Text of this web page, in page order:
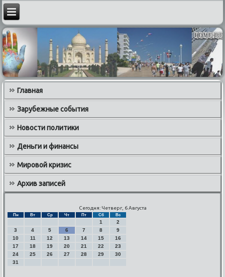
Главная
Зарубежные события
Новости политики
Деньги и финансы
Мировой кризис
Архив записей
Сегодня: Четверг, 6 Августа
Пн Вт Ср Чт Пт Сб Вс
1
2
3
4 5 6 7 8
9
10
11 12 13 14 15
16
17
18 19 20 21 22
23
24
25 26 27 28 29
30
31